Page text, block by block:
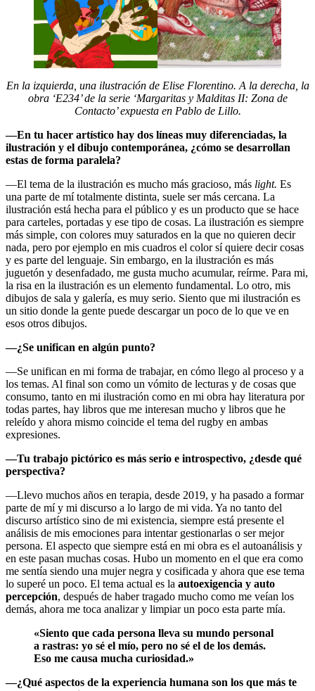
En la izquierda, una ilustración de Elise Florentino. A la derecha, la
obra ‘E234’ de la serie ‘Margaritas y Malditas II: Zona de
Contacto’ expuesta en Pablo de Lillo.
—En tu hacer artístico hay dos líneas muy diferenciadas, la
ilustración y el dibujo contemporánea, ¿cómo se desarrollan
estas de forma paralela?
—El tema de la ilustración es mucho más gracioso, más light. Es
una parte de mí totalmente distinta, suele ser más cercana. La
ilustración está hecha para el público y es un producto que se hace
para carteles, portadas y ese tipo de cosas. La ilustración es siempre
más simple, con colores muy saturados en la que no quieren decir
nada, pero por ejemplo en mis cuadros el color sí quiere decir cosas
y es parte del lenguaje. Sin embargo, en la ilustración es más
juguetón y desenfadado, me gusta mucho acumular, reírme. Para mi,
la risa en la ilustración es un elemento fundamental. Lo otro, mis
dibujos de sala y galería, es muy serio. Siento que mi ilustración es
un sitio donde la gente puede descargar un poco de lo que ve en
esos otros dibujos.
—¿Se unifican en algún punto?
—Se unifican en mi forma de trabajar, en cómo llego al proceso y a
los temas. Al final son como un vómito de lecturas y de cosas que
consumo, tanto en mi ilustración como en mi obra hay literatura por
todas partes, hay libros que me interesan mucho y libros que he
releído y ahora mismo coincide el tema del rugby en ambas
expresiones.
—Tu trabajo pictórico es más serio e introspectivo, ¿desde qué
perspectiva?
—Llevo muchos años en terapia, desde 2019, y ha pasado a formar
parte de mí y mi discurso a lo largo de mi vida. Ya no tanto del
discurso artístico sino de mi existencia, siempre está presente el
análisis de mis emociones para intentar gestionarlas o ser mejor
persona. El aspecto que siempre está en mi obra es el autoanálisis y
en este pasan muchas cosas. Hubo un momento en el que era como
me sentía siendo una mujer negra y cosificada y ahora que ese tema
lo superé un poco. El tema actual es la autoexigencia y auto
percepción, después de haber tragado mucho como me veían los
demás, ahora me toca analizar y limpiar un poco esta parte mía.
«Siento que cada persona lleva su mundo personal
a rastras: yo sé el mío, pero no sé el de los demás.
Eso me causa mucha curiosidad.»
—¿Qué aspectos de la experiencia humana son los que más te